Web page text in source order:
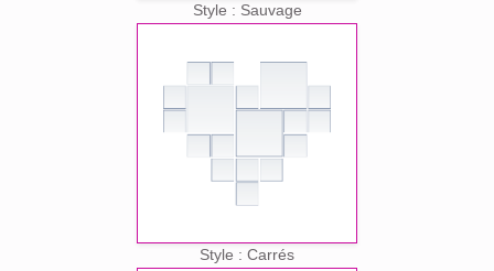
Style : Sauvage
Style : Carrés